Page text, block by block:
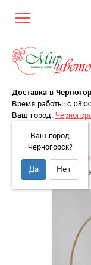
Доставка в
Время работы: с
Ваш город:
Ваш город
Черногорск?
Да Нет
Главная
«Яркое